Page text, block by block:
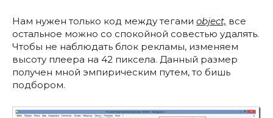
Нам нужен только код между тегами object, все
остальное можно со спокойной совестью удалять.
Чтобы не наблюдать блок рекламы, изменяем
высоту плеера на 42 пиксела. Данный размер
получен мной эмпирическим путем, то бишь
подбором.